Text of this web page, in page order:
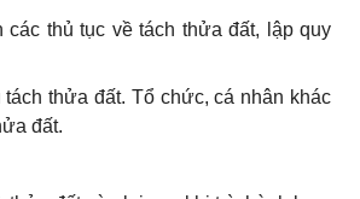
các thủ tục về tách thửa đất,
lập quy
thửa đất. Tổ chức, cá nhân khác
đất.